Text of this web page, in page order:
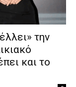
την
και το